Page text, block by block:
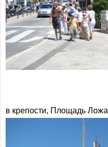
в крепости, Площадь Ложа